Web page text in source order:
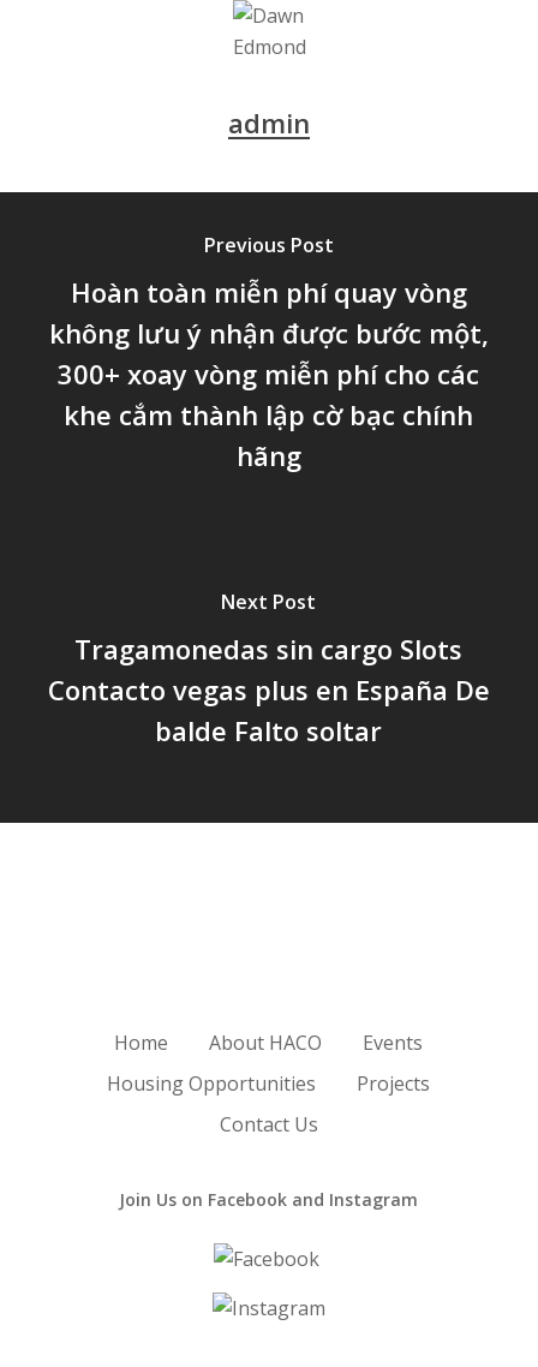
admin
Previous Post
Hoàn toàn miễn phí quay vòng
không lưu ý nhận được bước một,
300+ xoay vòng miễn phí cho các
khe cắm thành lập cờ bạc chính
hãng
Next Post
Tragamonedas sin cargo Slots
Contacto vegas plus en España De
balde Falto soltar
Home About HACO
Events
Housing Opportunities
Projects
Contact Us
Join Us on Facebook and Instagram